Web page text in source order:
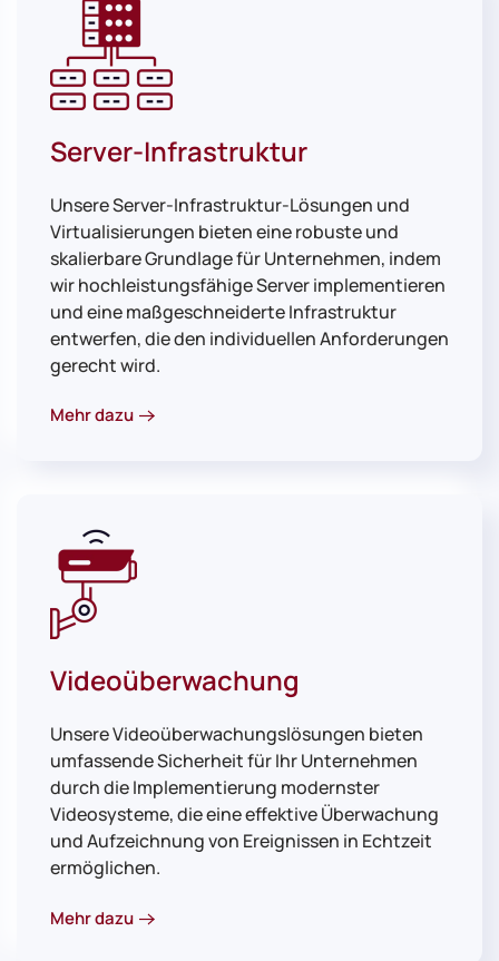
Server-Infrastruktur
Unsere Server-Infrastruktur-Lösungen und
Virtualisierungen bieten eine robuste und
skalierbare Grundlage für Unternehmen, indem
wir hochleistungsfähige Server implementieren
und eine maßgeschneiderte Infrastruktur
entwerfen, die den individuellen Anforderungen
gerecht wird.
Mehr dazu
Videoüberwachung
Unsere Videoüberwachungslösungen bieten
umfassende Sicherheit für Ihr Unternehmen
durch die Implementierung modernster
Videosysteme, die eine effektive Überwachung
und Aufzeichnung von Ereignissen in Echtzeit
ermöglichen.
Mehr dazu